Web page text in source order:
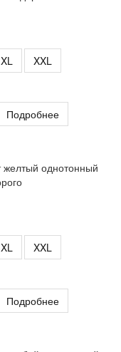
XL XXL
Подробнее
XL XXL
Подробнее